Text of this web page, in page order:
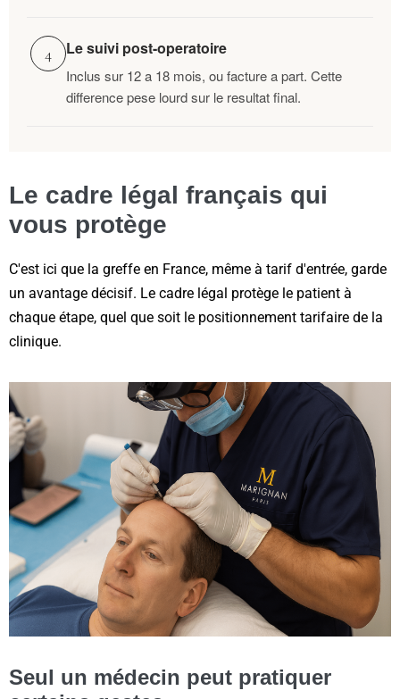
4 Le suivi post-operatoire
Inclus sur 12 a 18 mois, ou facture a part. Cette
difference pese lourd sur le resultat final.
Le cadre légal français qui
vous protège
C'est ici que la greffe en France, même à tarif d'entrée, garde
un avantage décisif. Le cadre légal protège le patient à
chaque étape, quel que soit le positionnement tarifaire de la
clinique.
Seul un médecin peut pratiquer